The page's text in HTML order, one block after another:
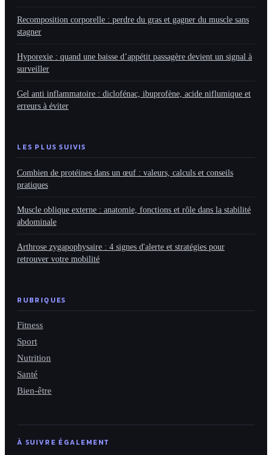
Recomposition corporelle : perdre du gras et gagner du muscle sans
stagner
Hyporexie : quand une baisse d’appétit passagère devient un signal à
surveiller
Gel anti inflammatoire : diclofénac, ibuprofène, acide niflumique et
erreurs à éviter
LES PLUS SUIVIS
Combien de protéines dans un œuf : valeurs, calculs et conseils
pratiques
Muscle oblique externe : anatomie, fonctions et rôle dans la stabilité
abdominale
Arthrose zygapophysaire : 4 signes d'alerte et stratégies pour
retrouver votre mobilité
RUBRIQUES
Fitness
Sport
Nutrition
Santé
Bien-être
À SUIVRE ÉGALEMENT